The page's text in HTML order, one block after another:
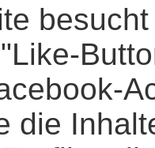
die